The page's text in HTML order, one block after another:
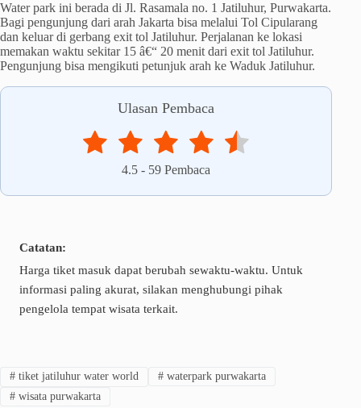
Water park ini berada di Jl. Rasamala no. 1 Jatiluhur, Purwakarta.
Bagi pengunjung dari arah Jakarta bisa melalui Tol Cipularang
dan keluar di gerbang exit tol Jatiluhur. Perjalanan ke lokasi
memakan waktu sekitar 15 â€“ 20 menit dari exit tol Jatiluhur.
Pengunjung bisa mengikuti petunjuk arah ke Waduk Jatiluhur.
Ulasan Pembaca
4.5 - 59 Pembaca
Catatan:
Harga tiket masuk dapat berubah sewaktu-waktu. Untuk
informasi paling akurat, silakan menghubungi pihak
pengelola tempat wisata terkait.
#tiket jatiluhur water world #waterpark purwakarta
#wisata purwakarta